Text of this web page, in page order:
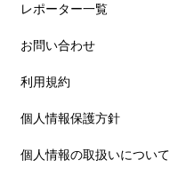
レポーター一覧
お問い合わせ
利用規約
個人情報保護方針
個人情報の取扱いについて